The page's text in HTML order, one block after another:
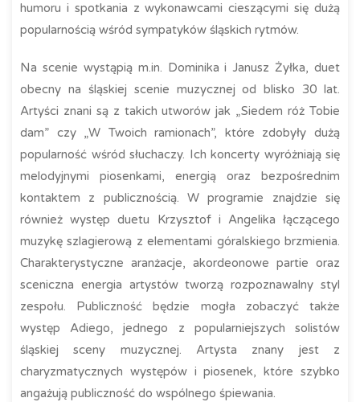
humoru i spotkania z wykonawcami cieszącymi się dużą
popularnością wśród sympatyków śląskich rytmów.
Na scenie wystąpią m.in. Dominika i Janusz Żyłka, duet
obecny na śląskiej scenie muzycznej od blisko 30 lat.
Artyści znani są z takich utworów jak „Siedem róż Tobie
dam” czy „W Twoich ramionach”, które zdobyły dużą
popularność wśród słuchaczy. Ich koncerty wyróżniają się
melodyjnymi piosenkami, energią oraz bezpośrednim
kontaktem z publicznością. W programie znajdzie się
również występ duetu Krzysztof i Angelika łączącego
muzykę szlagierową z elementami góralskiego brzmienia.
Charakterystyczne aranżacje, akordeonowe partie oraz
sceniczna energia artystów tworzą rozpoznawalny styl
zespołu. Publiczność będzie mogła zobaczyć także
występ Adiego, jednego z popularniejszych solistów
śląskiej sceny muzycznej. Artysta znany jest z
charyzmatycznych występów i piosenek, które szybko
angażują publiczność do wspólnego śpiewania.